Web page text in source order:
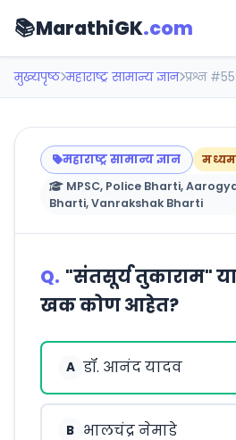
📚MarathiGK.com
मुख्यपृष्ठ महाराष्ट्र सामान्य ज्ञान प्रश्न
महाराष्ट्र सामान्य ज्ञान
मध्यम
MPSC, Police Bharti,
Bharti, Vanrakshak Bharti
Q. "संतसूर्य तुकाराम"
खक कोण आहेत?
A डॉ. आनंद यादव
B भालचंद्र नेमाडे